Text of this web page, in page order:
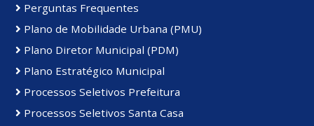
Perguntas Frequentes
Plano de Mobilidade Urbana (PMU)
Plano Diretor Municipal (PDM)
Plano Estratégico Municipal
Processos Seletivos Prefeitura
Processos Seletivos Santa Casa